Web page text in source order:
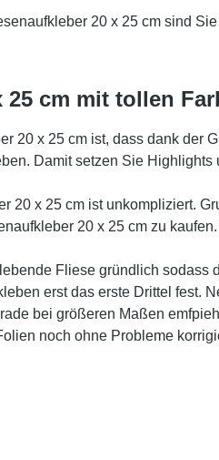
20 x 25 cm sind
25 cm mit tollen
20 x 25 cm ist, dass dank der
Damit setzen Sie Highlights
20 x 25 cm ist unkompliziert.
20 x 25 cm zu
Fliese gründlich
erst das erste Drittel fest.
bei größeren Maßen
noch ohne Probleme